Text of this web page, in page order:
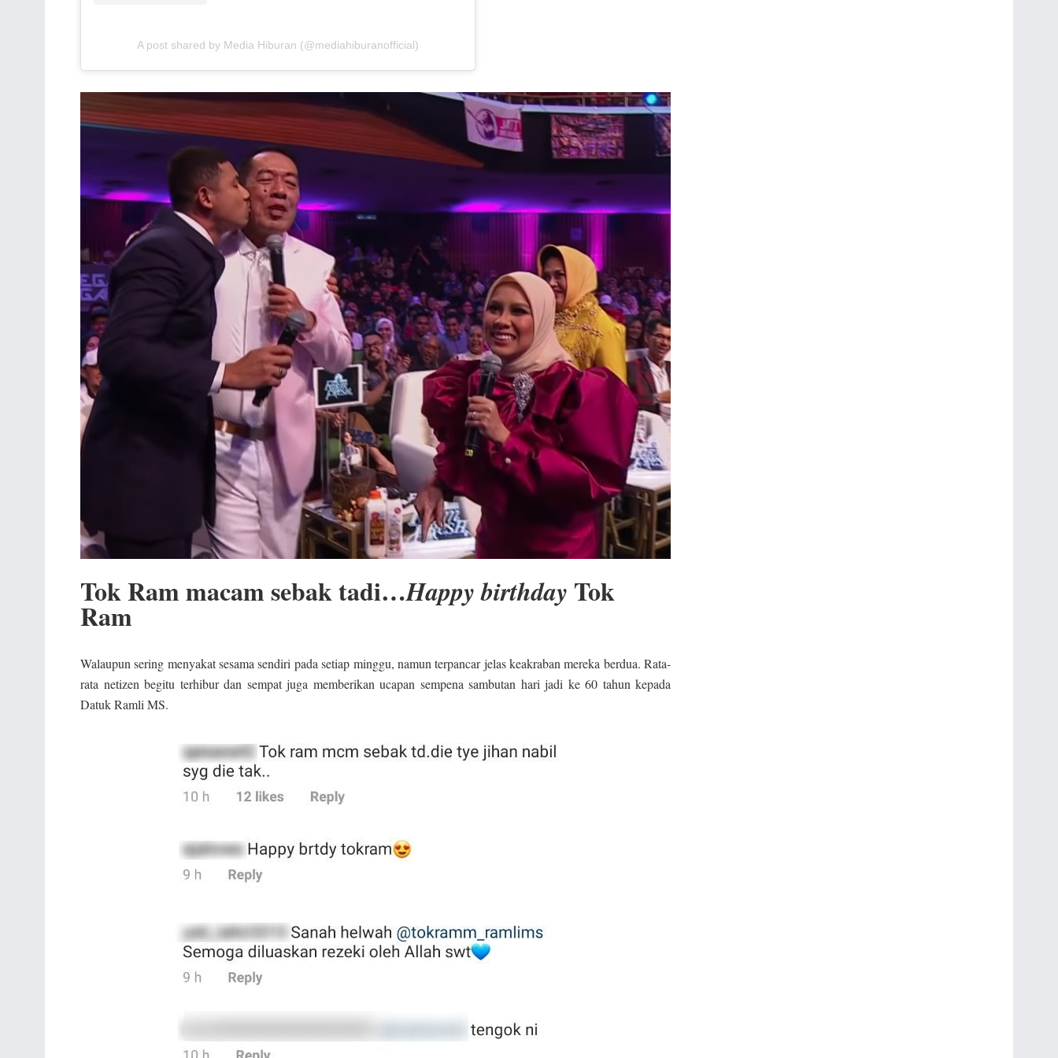
A post shared by Media Hiburan (@mediahiburanofficial)
Tok Ram macam sebak tadi…Happy birthday Tok
Ram
Walaupun sering menyakat sesama sendiri pada setiap minggu, namun terpancar jelas keakraban mereka berdua. Rata-
rata netizen begitu terhibur dan sempat juga memberikan ucapan sempena sambutan hari jadi ke 60 tahun kepada
Datuk Ramli MS.